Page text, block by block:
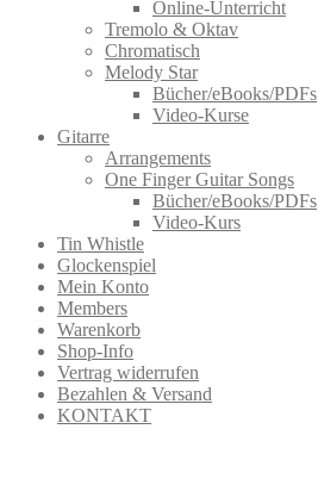
Online-Unterricht
Tremolo & Oktav
Chromatisch
Melody Star
Bücher/eBooks/PDFs
Video-Kurse
Gitarre
Arrangements
One Finger Guitar Songs
Bücher/eBooks/PDFs
Video-Kurs
Tin Whistle
Glockenspiel
Mein Konto
Members
Warenkorb
Shop-Info
Vertrag widerrufen
Bezahlen & Versand
KONTAKT